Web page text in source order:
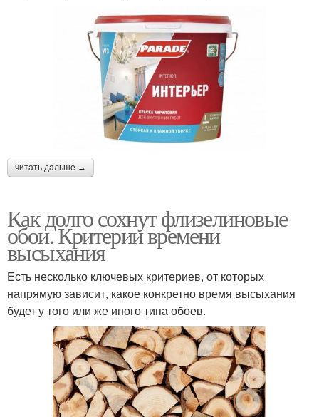
читать дальше →
Как долго сохнут флизелиновые
обои. Критерии времени
высыхания
Есть несколько ключевых критериев, от которых
напрямую зависит, какое конкретно время высыхания
будет у того или же иного типа обоев.